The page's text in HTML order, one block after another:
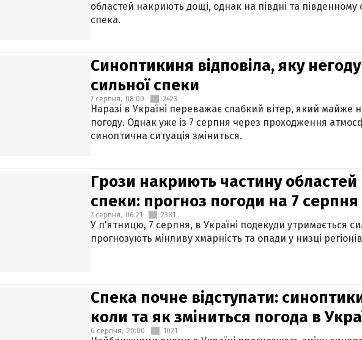
областей накриють дощі, однак на півдні та південному
спека.
Синоптикиня відповіла, яку негоду
сильної спеки
7 серпня, 08:00 2423
Наразі в Україні переважає слабкий вітер, який майже
погоду. Однак уже із 7 серпня через проходження
синоптична ситуація зміниться.
Грози накриють частину областей
спеки: прогноз погоди на 7 серпня
7 серпня, 06:21 2381
У п'ятницю, 7 серпня, в Україні подекуди утримається
прогнозують мінливу хмарність та опади у низці
Спека почне відступати:
коли та як зміниться погода в
6 серпня, 20:00 1021